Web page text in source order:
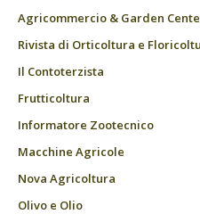
Agricommercio & Garden
Rivista di Orticoltura e
Il Contoterzista
Frutticoltura
Informatore Zootecnico
Macchine Agricole
Nova Agricoltura
Olivo e Olio